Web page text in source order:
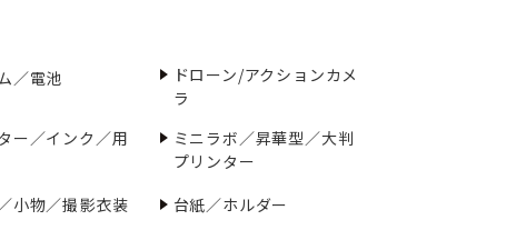
／電池
ドローン/アクションカメ
ラ
ー／インク／用
ミニラボ／昇華型／大判
プリンター
小物／撮影衣装 台紙／ホルダー